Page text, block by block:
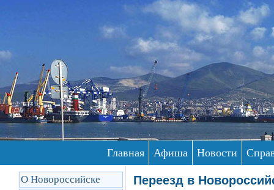
Главная Афиша Новости
О Новороссийске
Переезд в